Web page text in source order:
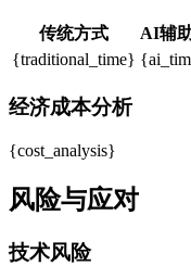
传统方式 AI辅
{traditional_time}
经济成本分析
{cost_analysis}
风险与应对
技术风险